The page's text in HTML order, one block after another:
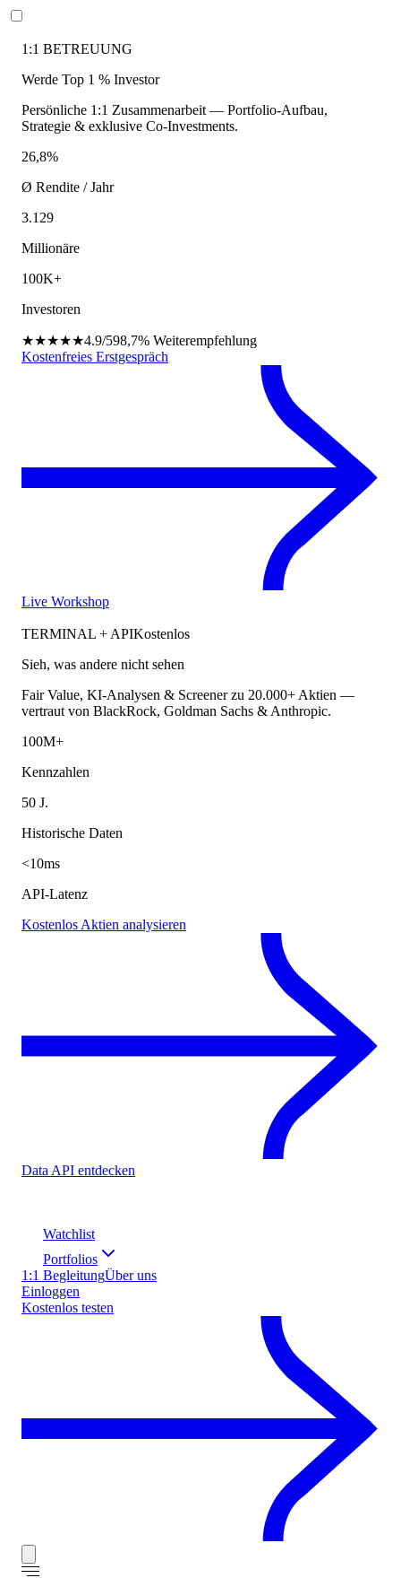
1:1 BETREUUNG
Werde Top 1 % Investor
Persönliche 1:1 Zusammenarbeit — Portfolio-Aufbau,
Strategie & exklusive Co-Investments.
26,8%
Ø Rendite / Jahr
3.129
Millionäre
100K+
Investoren
★★★★★4.9/598,7% Weiterempfehlung
Kostenfreies Erstgespräch
Live Workshop
TERMINAL + APIKostenlos
Sieh, was andere nicht sehen
Fair Value, KI-Analysen & Screener zu 20.000+ Aktien —
vertraut von BlackRock, Goldman Sachs & Anthropic.
100M+
Kennzahlen
50 J.
Historische Daten
<10ms
API-Latenz
Kostenlos Aktien analysieren
Data API entdecken
Watchlist
Portfolios
1:1 BegleitungÜber uns
Einloggen
Kostenlos testen